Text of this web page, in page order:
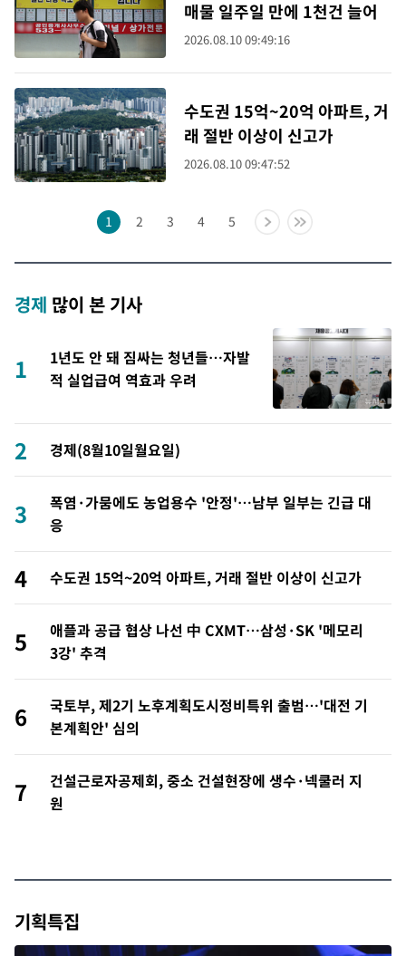
매물 일주일 만에 1천건 늘어
2026.08.10 09:49:16
수도권 15억~20억 아파트, 거
래 절반 이상이 신고가
2026.08.10 09:47:52
1 2 3 4 5
경제 많이 본 기사
1
1년도 안 돼 짐싸는 청년들…자발
적 실업급여 역효과 우려
2 경제(8월10일월요일)
3
폭염·가뭄에도 농업용수 '안정'…남부 일부는 긴급 대
응
4 수도권 15억~20억 아파트, 거래 절반 이상이 신고가
5
애플과 공급 협상 나선 中 CXMT…삼성·SK '메모리
3강' 추격
6
국토부, 제2기 노후계획도시정비특위 출범…'대전 기
본계획안' 심의
7
건설근로자공제회, 중소 건설현장에 생수·넥쿨러 지
원
기획특집